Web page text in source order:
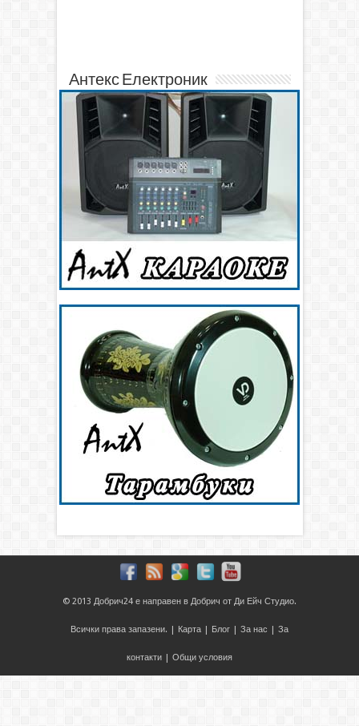
Антекс Електроник
© 2013 Добрич24 е направен в Добрич от Ди Ейч Студио.
Всички права запазени. | Карта | Блог | За нас | За
контакти | Общи условия